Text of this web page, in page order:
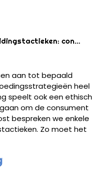
Bedenkelijke online verleidingstactieken: conclusie
aan tot bepaald
heel
speelt ook een ethisch
om de consument
bespreken we enkele
Zo moet het